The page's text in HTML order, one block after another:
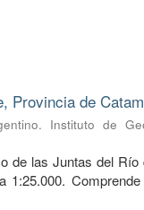
Provincia de
Instituto de
de las Juntas del Río
1:25.000.